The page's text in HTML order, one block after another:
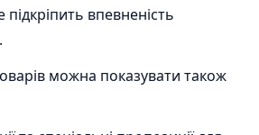
впевненість
можна показувати також